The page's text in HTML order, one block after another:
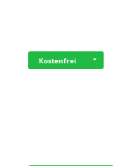
Kostenfrei